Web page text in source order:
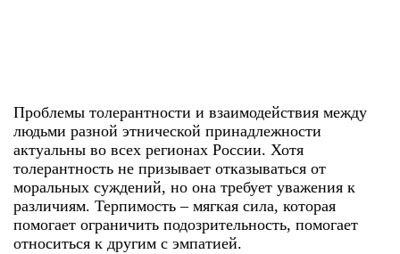
Проблемы толерантности и взаимодействия между
людьми разной этнической принадлежности
актуальны во всех регионах России. Хотя
толерантность не призывает отказываться от
моральных суждений, но она требует уважения к
различиям. Терпимость – мягкая сила, которая
помогает ограничить подозрительность, помогает
относиться к другим с эмпатией.